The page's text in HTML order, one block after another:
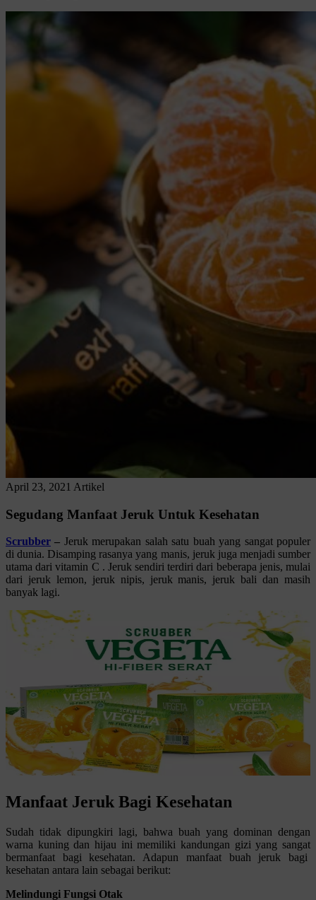
April 23, 2021 Artikel
Segudang Manfaat Jeruk Untuk Kesehatan
Scrubber – Jeruk merupakan salah satu buah yang sangat populer
di dunia. Disamping rasanya yang manis, jeruk juga menjadi sumber
utama dari vitamin C . Jeruk sendiri terdiri dari beberapa jenis, mulai
dari jeruk lemon, jeruk nipis, jeruk manis, jeruk bali dan masih
banyak lagi.
Manfaat Jeruk Bagi Kesehatan
Sudah tidak dipungkiri lagi, bahwa buah yang dominan dengan
warna kuning dan hijau ini memiliki kandungan gizi yang sangat
bermanfaat bagi kesehatan. Adapun manfaat buah jeruk bagi
kesehatan antara lain sebagai berikut:
Melindungi Fungsi Otak